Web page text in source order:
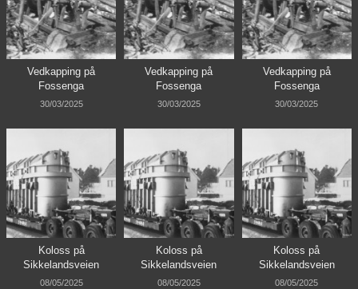
Vedkapping på
Fossenga
30/03/2025
Vedkapping på
Fossenga
30/03/2025
Vedkapping på
Fossenga
30/03/2025
Koloss på
Sikkelandsveien
08/05/2025
Koloss på
Sikkelandsveien
08/05/2025
Koloss på
Sikkelandsveien
08/05/2025